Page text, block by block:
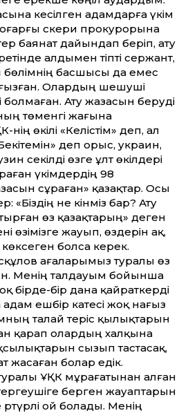
кесілген адамдарға үкім
әскери прокурорына
баянат дайындап беріп, ату
алдымен тіпті сержант,
бөлімнің басшысы да емес
Олардың шешуші
болмаған. Ату жазасын беруді
төменгі жағына
өкілі «Келістім» деп, ал
деп орыс, украин,
секілді өзге ұлт өкілдері
үкімдердің 98
сұраған» қазақтар. Осы
не кінәміз бар? Ату
өз қазақтарың» деген
өзімізге жауып, өздерін ақ,
көксеген болса керек.
ағаларымыз туралы өз
Менің талдауым бойынша
бірде-бір дана қайраткерді
ешбір катесі жоқ нағыз
талай теріс қылықтарын
қарап олардың халқына
сызып тастасақ,
жасаған болар едік.
ҰҚК мұрағатынан алған
тергеушіге берген жауаптарын
ой болады. Менің